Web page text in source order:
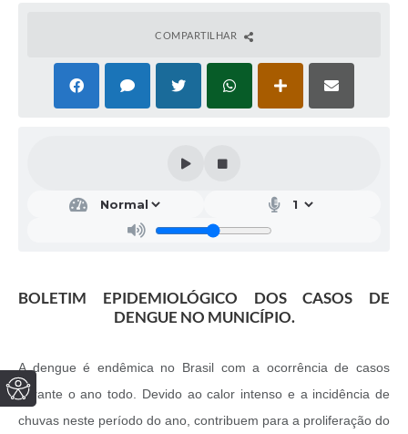
COMPARTILHAR
BOLETIM EPIDEMIOLÓGICO DOS CASOS DE
DENGUE NO MUNICÍPIO.
A dengue é endêmica no Brasil com a ocorrência de casos
durante o ano todo. Devido ao calor intenso e a incidência de
chuvas neste período do ano, contribuem para a proliferação do